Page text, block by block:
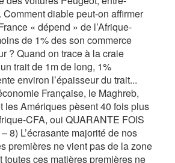
Comment diable peut-on affirmer
« dépend » de l’Afrique-
de 1% des son commerce
? Quand on trace à la craie
trait de 1m de long, 1%
environ l’épaisseur du trait...
Française, le Maghreb,
les Amériques pèsent 40 fois plus
CFA, oui QUARANTE FOIS
8) L’écrasante majorité de nos
premières ne vient pas de la zone
toutes ces matières premières ne